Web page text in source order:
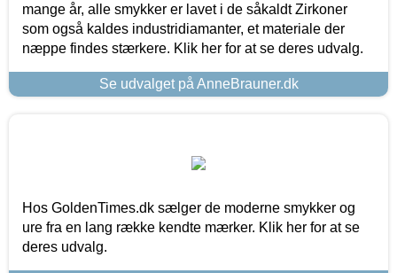
mange år, alle smykker er lavet i de såkaldt Zirkoner
som også kaldes industridiamanter, et materiale der
næppe findes stærkere. Klik her for at se deres udvalg.
Se udvalget på AnneBrauner.dk
Hos GoldenTimes.dk sælger de moderne smykker og
ure fra en lang række kendte mærker. Klik her for at se
deres udvalg.